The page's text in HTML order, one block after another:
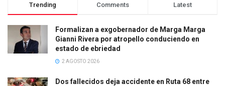
Trending Comments Latest
Formalizan a exgobernador de Marga Marga
Gianni Rivera por atropello conduciendo en
estado de ebriedad
2 AGOSTO 2026
Dos fallecidos deja accidente en Ruta 68 entre